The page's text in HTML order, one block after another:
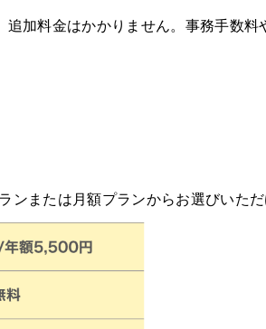
加料金はかかりません。事務手数料
または月額プランからお選びいただ